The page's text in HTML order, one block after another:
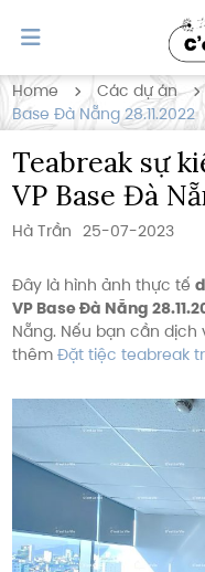
Home Các dự án
Base Đà Nẵng 28.11.2022
Teabreak sự
VP Base Đà
Hà Trần 25-07-2023
Đây là hình ảnh thực tế
VP Base Đà Nẵng
Nẵng. Nếu bạn cần
thêm Đặt tiệc teabreak